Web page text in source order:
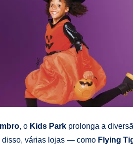
, o Kids Park prolonga a
disso, várias lojas — como Flying